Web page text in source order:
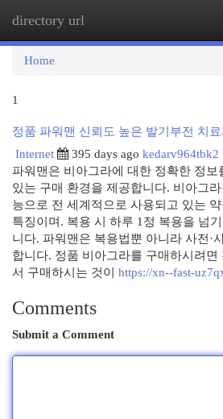
directory url
Home
1
정품 파워맨 신뢰도 높은 발기부전 치
Internet
395 days ago kedarv964tbk2
파워맨은 비아그라에 대한 정확한 정보
있는 구매 환경을 제공합니다. 비아그
능으로 전 세계적으로 사용되고 있는
특징이며. 복용 시 하루 1정 복용을 넘
니다. 파워맨은 복용법뿐 아니라 사전·
합니다. 정품 비아그라를 구매하시려면
서 구매하시는 것이 https://xn--fast-
Comments
Submit a Comment